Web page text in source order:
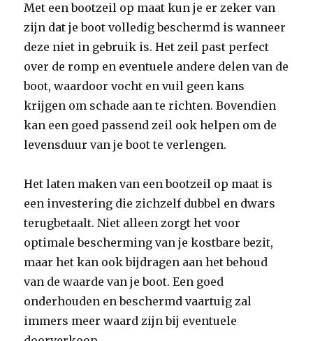
Met een bootzeil op maat kun je er zeker van
zijn dat je boot volledig beschermd is wanneer
deze niet in gebruik is. Het zeil past perfect
over de romp en eventuele andere delen van de
boot, waardoor vocht en vuil geen kans
krijgen om schade aan te richten. Bovendien
kan een goed passend zeil ook helpen om de
levensduur van je boot te verlengen.
Het laten maken van een bootzeil op maat is
een investering die zichzelf dubbel en dwars
terugbetaalt. Niet alleen zorgt het voor
optimale bescherming van je kostbare bezit,
maar het kan ook bijdragen aan het behoud
van de waarde van je boot. Een goed
onderhouden en beschermd vaartuig zal
immers meer waard zijn bij eventuele